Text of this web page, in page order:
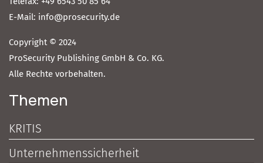
E-Mail: info@prosecurity.de
Copyright © 2024
ProSecurity Publishing GmbH & Co. KG.
Alle Rechte vorbehalten.
Themen
KRITIS
Unternehmenssicherheit